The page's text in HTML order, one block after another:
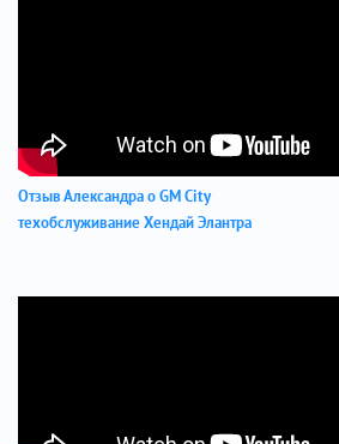
Отзыв Александра о GM City
техобслуживание Хендай Элантра